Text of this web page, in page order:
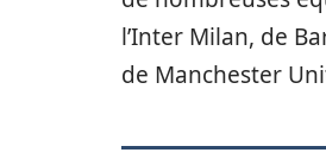
l’Inter Milan, de
de Manchester